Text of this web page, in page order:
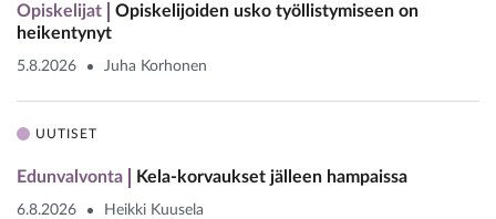
Opiskelijat
Opiskelijoiden usko työllistymiseen on
heikentynyt
5.8.2026 Juha Korhonen
UUTISET
Edunvalvonta Kela-korvaukset jälleen hampaissa
6.8.2026 Heikki Kuusela